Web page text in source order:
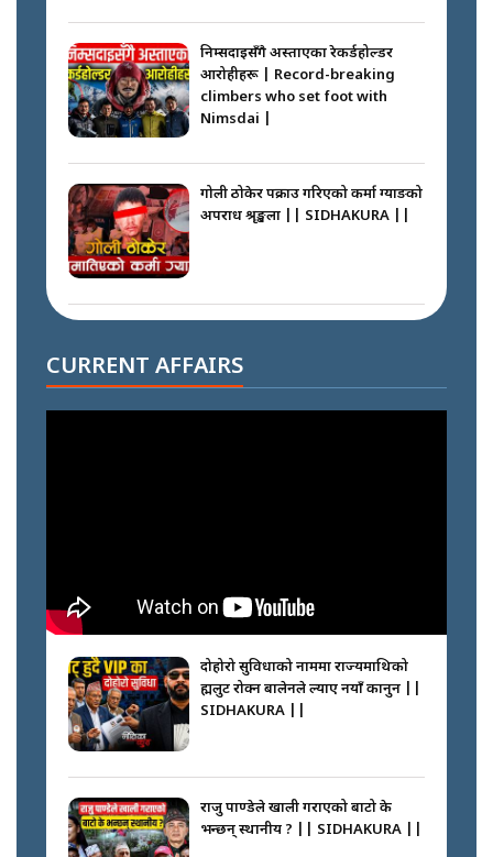
निम्सदाइसँगै अस्ताएका रेकर्डहोल्डर
आरोहीहरू | Record-breaking
climbers who set foot with
Nimsdai |
गोली ठोकेर पक्राउ गरिएको कर्मा ग्याङको
अपराध श्रृङ्खला || SIDHAKURA ||
सल्किएको आगो निभाउनेहरू ||
SIDHAKURA || THE REPORTER
कप्तानगञ्जपछि मधेसमा के हुँदैछ ?
आगो निभाउने कि तेल थप्ने ? WHATS
HAPPENING IN MADHESH ? ||
भयो ? के के भयो ? || SUNSARI
CASE || SIDHAKURA || THE
REPORTER ||
CURRENT AFFAIRS
दोहोरो सुविधाको नाममा राज्यमाथिको
ब्रह्मलुट रोक्न बालेनले ल्याए नयाँ कानुन ||
SIDHAKURA ||
राजु पाण्डेले खाली गराएको बाटो के
भन्छन् स्थानीय ? || SIDHAKURA ||